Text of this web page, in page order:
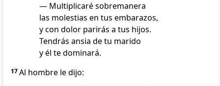
— Multiplicaré sobremanera
las molestias en tus embarazos,
y con dolor parirás a tus hijos.
Tendrás ansia de tu marido
y él te dominará.
17Al hombre le dijo: